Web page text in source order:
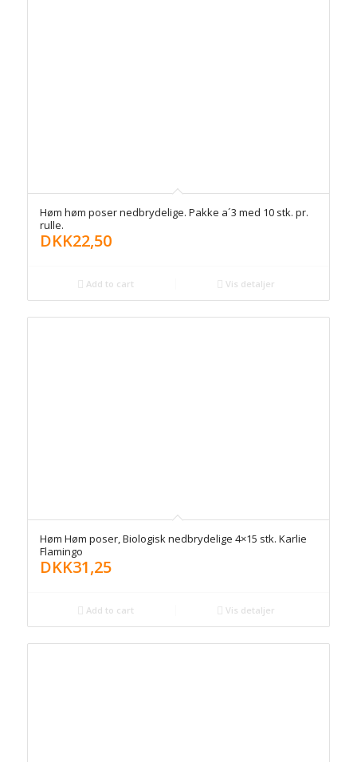
Høm høm poser nedbrydelige. Pakke a´3 med 10 stk. pr.
rulle.
DKK22,50
Add to cart Vis detaljer
Høm Høm poser, Biologisk nedbrydelige 4×15 stk. Karlie
Flamingo
DKK31,25
Add to cart Vis detaljer